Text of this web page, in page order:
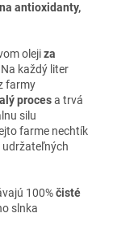
antioxidanty,
olejiza
každý liter
farmy
procesa trvá
silu
farme nechtík
udržateľných
100%čisté
slnka